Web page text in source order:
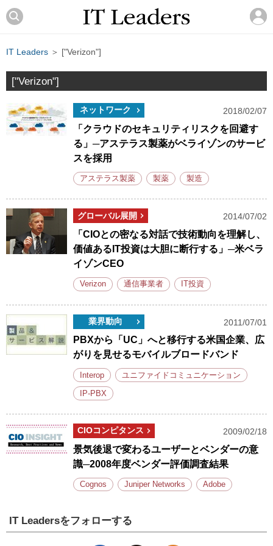
IT Leaders ＞ ["Verizon"]
["Verizon"]
ネットワーク 2018/02/07
「クラウドのセキュリティリスクを回避す
る」─アステラス製薬がベライゾンのサービ
スを採用
アステラス製薬 製薬 製造
グローバル展開 2014/07/02
「CIOとの密なる対話で技術動向を理解し、
価値あるIT投資は大胆に断行する」─米ベラ
イゾンCEO
Verizon 通信事業者 IT投資
業界動向 2011/07/01
PBXから「UC」へと移行する米国企業、広
がりを見せるモバイルブロードバンド
Interop ユニファイドコミュニケーション
IP-PBX
CIOコンピタンス 2009/02/18
景気後退で変わるユーザーとベンダーの意
識─2008年度ベンダー評価調査結果
Cognos Juniper Networks Adobe
IT Leadersをフォローする